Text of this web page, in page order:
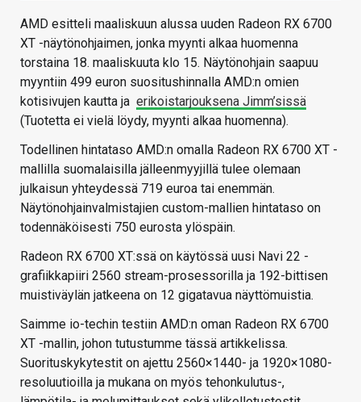
AMD esitteli maaliskuun alussa uuden Radeon RX 6700
XT -näytönohjaimen, jonka myynti alkaa huomenna
torstaina 18. maaliskuuta klo 15. Näytönohjain saapuu
myyntiin 499 euron suositushinnalla AMD:n omien
kotisivujen kautta ja erikoistarjouksena Jimm’sissä
(Tuotetta ei vielä löydy, myynti alkaa huomenna).
Todellinen hintataso AMD:n omalla Radeon RX 6700 XT -
mallilla suomalaisilla jälleenmyyjillä tulee olemaan
julkaisun yhteydessä 719 euroa tai enemmän.
Näytönohjainvalmistajien custom-mallien hintataso on
todennäköisesti 750 eurosta ylöspäin.
Radeon RX 6700 XT:ssä on käytössä uusi Navi 22 -
grafiikkapiiri 2560 stream-prosessorilla ja 192-bittisen
muistiväylän jatkeena on 12 gigatavua näyttömuistia.
Saimme io-techin testiin AMD:n oman Radeon RX 6700
XT -mallin, johon tutustumme tässä artikkelissa.
Suorituskykytestit on ajettu 2560×1440- ja 1920×1080-
resoluutioilla ja mukana on myös tehonkulutus-,